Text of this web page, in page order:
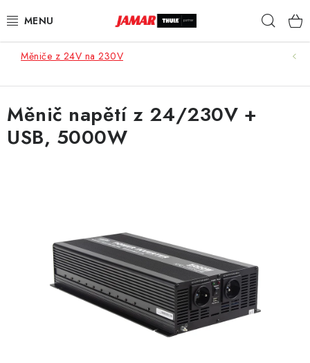
na
STŘEŠNÍ NOSIČE
STŘEŠNÍ BOXY
AUTOPOTAHY ŠITÉ NA MÍRU
AUTODOPLŇKY
Měniče z 24V na 230V
Měnič napětí z 24/230V +
USB, 5000W